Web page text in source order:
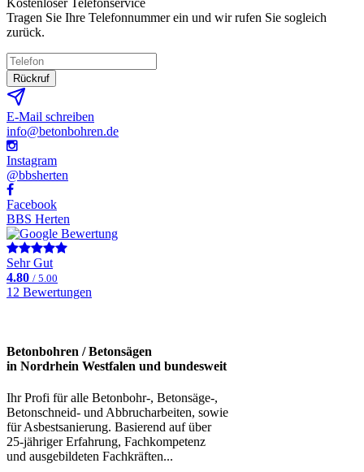
Tragen Sie Ihre Telefonnummer ein und wir rufen Sie sogleich
zurück.
Rückruf
E-Mail schreiben
info@betonbohren.de
Instagram
@bbsherten
Facebook
BBS Herten
Sehr Gut
4.80 / 5.00
12 Bewertungen
Betonbohren / Betonsägen
in Nordrhein Westfalen und bundesweit
Ihr Profi für alle Betonbohr-, Betonsäge-,
Betonschneid- und Abbrucharbeiten, sowie
für Asbestsanierung. Basierend auf über
25-jähriger Erfahrung, Fachkompetenz
und ausgebildeten Fachkräften...